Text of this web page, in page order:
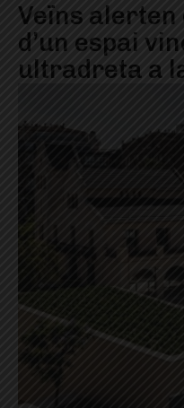
Veïns alerten
d’un espai
ultradreta a